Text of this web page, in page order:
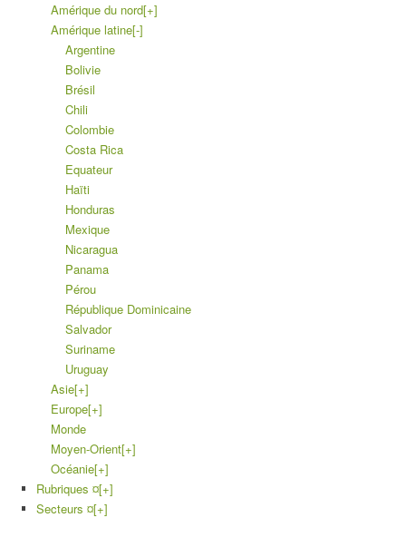
Amérique du nord[+]
Amérique latine[-]
Argentine
Bolivie
Brésil
Chili
Colombie
Costa Rica
Equateur
Haïti
Honduras
Mexique
Nicaragua
Panama
Pérou
République Dominicaine
Salvador
Suriname
Uruguay
Asie[+]
Europe[+]
Monde
Moyen-Orient[+]
Océanie[+]
Rubriques ¤[+]
Secteurs ¤[+]